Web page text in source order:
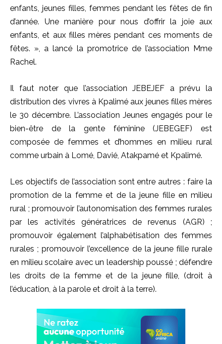
enfants, jeunes filles, femmes pendant les fêtes de fin
d’année. Une manière pour nous d’offrir la joie aux
enfants, et aux filles mères pendant ces moments de
fêtes. », a lancé la promotrice de l’association Mme
Rachel.
Il faut noter que l’association JEBEJEF a prévu la
distribution des vivres à Kpalimé aux jeunes filles mères
le 30 décembre. L’association Jeunes engagés pour le
bien-être de la gente féminine (JEBEGEF) est
composée de femmes et d’hommes en milieu rural
comme urbain à Lomé, Davié, Atakpamé et Kpalimé.
Les objectifs de l’association sont entre autres : faire la
promotion de la femme et de la jeune fille en milieu
rural ; promouvoir l’autonomisation des femmes rurales
par les activités génératrices de revenus (AGR) ;
promouvoir également l’alphabétisation des femmes
rurales ; promouvoir l’excellence de la jeune fille rurale
en milieu scolaire avec un leadership poussé ; défendre
les droits de la femme et de la jeune fille, (droit à
l’éducation, à la parole et droit à la terre).